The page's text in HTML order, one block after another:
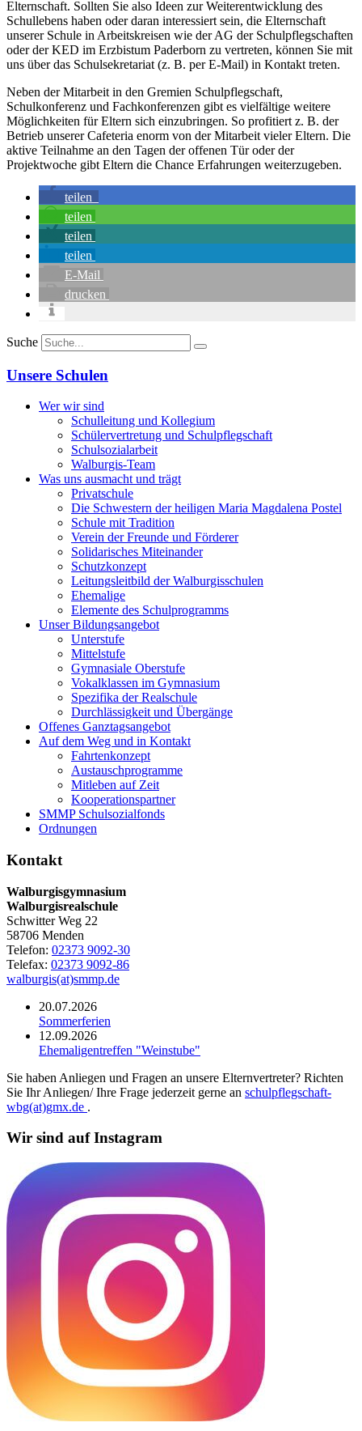
Elternschaft. Sollten Sie also Ideen zur Weiterentwicklung des
Schullebens haben oder daran interessiert sein, die Elternschaft
unserer Schule in Arbeitskreisen wie der AG der Schulpflegschaften
oder der KED im Erzbistum Paderborn zu vertreten, können Sie mit
uns über das Schulsekretariat (z. B. per E-Mail) in Kontakt treten.
Neben der Mitarbeit in den Gremien Schulpflegschaft,
Schulkonferenz und Fachkonferenzen gibt es vielfältige weitere
Möglichkeiten für Eltern sich einzubringen. So profitiert z. B. der
Betrieb unserer Cafeteria enorm von der Mitarbeit vieler Eltern. Die
aktive Teilnahme an den Tagen der offenen Tür oder der
Projektwoche gibt Eltern die Chance Erfahrungen weiterzugeben.
teilen
teilen
teilen
teilen
E-Mail
drucken
Suche
Unsere Schulen
Wer wir sind
Schulleitung und Kollegium
Schülervertretung und Schulpflegschaft
Schulsozialarbeit
Walburgis-Team
Was uns ausmacht und trägt
Privatschule
Die Schwestern der heiligen Maria Magdalena Postel
Schule mit Tradition
Verein der Freunde und Förderer
Solidarisches Miteinander
Schutzkonzept
Leitungsleitbild der Walburgisschulen
Ehemalige
Elemente des Schulprogramms
Unser Bildungsangebot
Unterstufe
Mittelstufe
Gymnasiale Oberstufe
Vokalklassen im Gymnasium
Spezifika der Realschule
Durchlässigkeit und Übergänge
Offenes Ganztagsangebot
Auf dem Weg und in Kontakt
Fahrtenkonzept
Austauschprogramme
Mitleben auf Zeit
Kooperationspartner
SMMP Schulsozialfonds
Ordnungen
Kontakt
Walburgisgymnasium
Walburgisrealschule
Schwitter Weg 22
58706 Menden
Telefon: 02373 9092-30
Telefax: 02373 9092-86
walburgis(at)smmp.de
20.07.2026
Sommerferien
12.09.2026
Ehemaligentreffen "Weinstube"
Sie haben Anliegen und Fragen an unsere Elternvertreter? Richten
Sie Ihr Anliegen/ Ihre Frage jederzeit gerne an schulpflegschaft-
wbg(at)gmx.de .
Wir sind auf Instagram